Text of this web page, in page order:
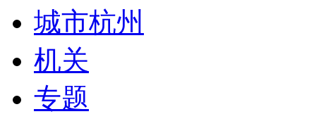
城市杭州
机关
专题